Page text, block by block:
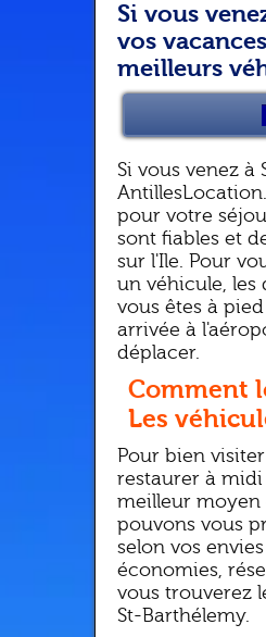
Si vous
vos
meilleurs
Si vous venez
pour votre
sont fiables et
sur l'Ile. Pour
un véhicule, les
vous êtes à
arrivée à
déplacer.
Comment
Les
Pour bien
restaurer à
meilleur moyen
pouvons vous
selon vos
économies,
vous trouverez
St-Barthélemy.